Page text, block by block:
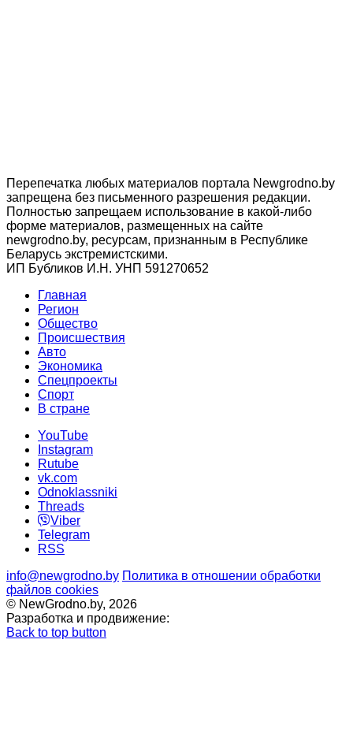
Перепечатка любых материалов портала Newgrodno.by
запрещена без письменного разрешения редакции.
Полностью запрещаем использование в какой-либо
форме материалов, размещенных на сайте
newgrodno.by, ресурсам, признанным в Республике
Беларусь экстремистскими.
ИП Бубликов И.Н. УНП 591270652
Главная
Регион
Общество
Происшествия
Авто
Экономика
Спецпроекты
Cпорт
В стране
YouTube
Instagram
Rutube
vk.com
Odnoklassniki
Threads
Viber
Telegram
RSS
info@newgrodno.by Политика в отношении обработки
файлов cookies
© NewGrodno.by, 2026
Разработка и продвижение:
Back to top button